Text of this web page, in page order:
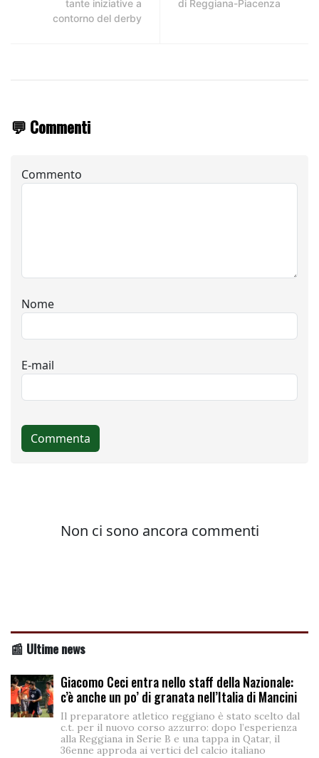
tante iniziative a
contorno del derby
di Reggiana-Piacenza
💬 Commenti
📰 Ultime news
Giacomo Ceci entra nello staff della Nazionale:
c’è anche un po’ di granata nell’Italia di Mancini
Il preparatore atletico reggiano è stato scelto dal
c.t. per il nuovo corso azzurro: dopo l’esperienza
alla Reggiana in Serie B e una tappa in Qatar, il
36enne approda ai vertici del calcio italiano